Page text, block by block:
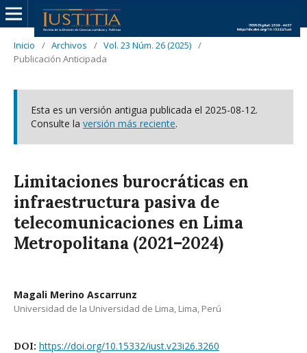
Inicio / Archivos / Vol. 23 Núm. 26 (2025) /
Publicación Anticipada
Esta es un versión antigua publicada el 2025-08-12.
Consulte la versión más reciente.
Limitaciones burocráticas en
infraestructura pasiva de
telecomunicaciones en Lima
Metropolitana (2021–2024)
Magali Merino Ascarrunz
Universidad de la Universidad de Lima, Lima, Perú
DOI: https://doi.org/10.15332/iust.v23i26.3260